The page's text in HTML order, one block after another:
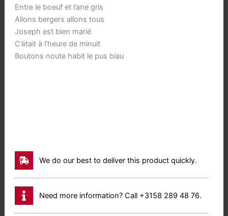
We do our best to deliver this product quickly.
Need more information? Call +3158 289 48 76.
Entre le boeuf et l’ane gris
Allons bergers allons tous
Joseph est bien marié
C’était à l’heure de minuit
Boutons noute habit le pus biau